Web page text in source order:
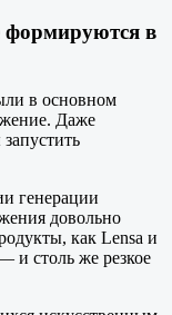
в
в основном
Даже
генерации
довольно
как Lensa и
и столь же резкое